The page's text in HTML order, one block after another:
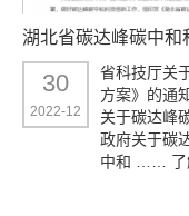
湖北省碳达峰碳中和
30
2022-12
省科技厅关
方案》的通
关于碳达峰
政府关于碳
中和 ……